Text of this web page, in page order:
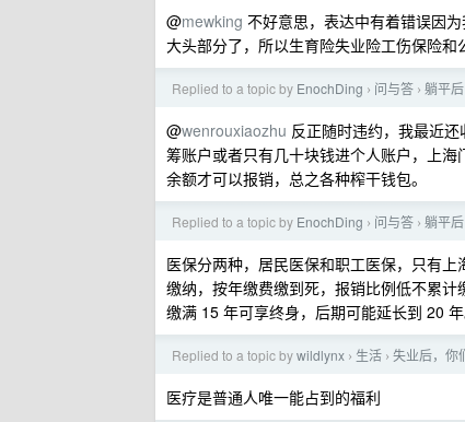
@mewking 不好意思，表达中有着错误因
大头部分了，所以生育险失业险工伤保险
Replied to a topic by EnochDing › 问与答 › 躺平
@wenrouxiaozhu 反正随时违约，我最近
筹账户或者只有几十块钱进个人账户，上
余额才可以报销，总之各种榨干钱包。
Replied to a topic by EnochDing › 问与答 › 躺平
医保分两种，居民医保和职工医保，只有
缴纳，按年缴费缴到死，报销比例低不累计
缴满 15 年可享终身，后期可能延长到 20
Replied to a topic bywildlynx › 生活 › 失业后，你
医疗是普通人唯一能占到的福利